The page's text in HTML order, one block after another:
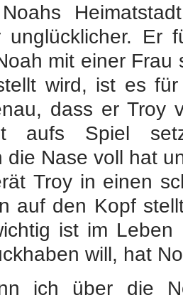
unglücklicher. Er
mit einer
wird, ist es
dass er Troy
aufs Spiel
die Nase voll hat
Troy in einen
auf den Kopf
ist im Leben
will, hat
ich über die